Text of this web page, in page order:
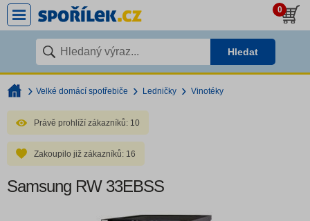
0
Hledat
Velké domácí spotřebiče Ledničky Vinotéky
Právě prohlíží zákazníků: 10
Zakoupilo již zákazníků: 16
Samsung RW 33EBSS